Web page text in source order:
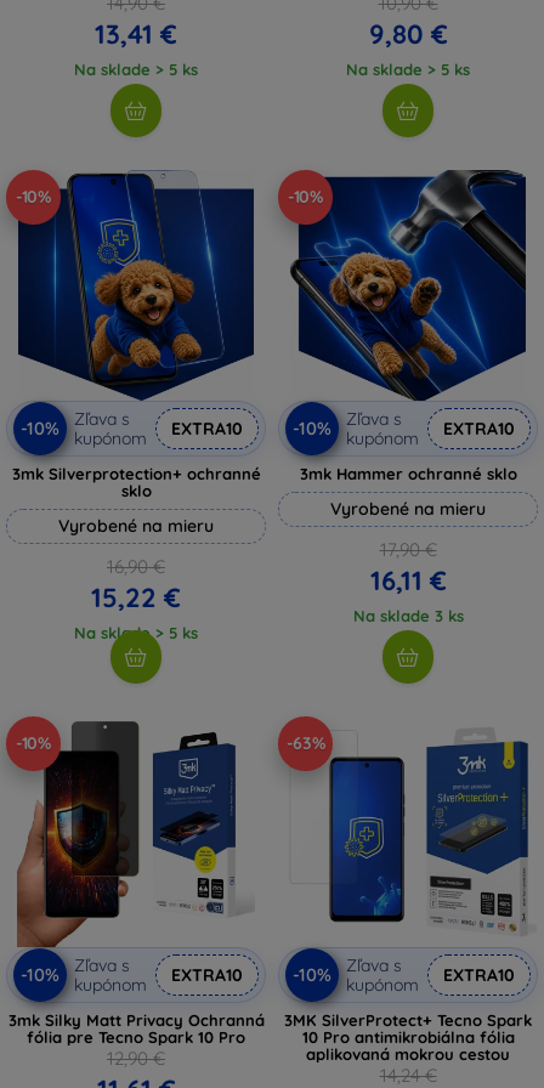
13,41 €
Na sklade > 5 ks
9,80 €
Na sklade > 5 ks
-10%
-10%
Zľava s
kupónom
EXTRA10
3mk Silverprotection+ ochranné
sklo
Vyrobené na mieru
16,90 €
15,22 €
Na sklade > 5 ks
-10%
-10%
Zľava s
kupónom
EXTRA10
3mk Hammer ochranné sklo
Vyrobené na mieru
17,90 €
16,11 €
Na sklade 3 ks
-10%
-10%
Zľava s
kupónom
EXTRA10
3mk Silky Matt Privacy Ochranná
fólia pre Tecno Spark 10 Pro
12,90 €
-63%
-10%
Zľava s
kupónom
EXTRA10
3MK SilverProtect+ Tecno Spark
10 Pro antimikrobiálna fólia
aplikovaná mokrou cestou
14,24 €